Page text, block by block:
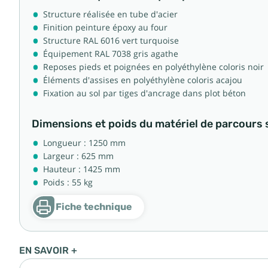
Structure réalisée en tube d'acier
Finition peinture époxy au four
Structure RAL 6016 vert turquoise
Équipement RAL 7038 gris agathe
Reposes pieds et poignées en polyéthylène coloris noir
Éléments d'assises en polyéthylène coloris acajou
Fixation au sol par tiges d'ancrage dans plot béton
Dimensions et poids du matériel de parcours
Longueur : 1250 mm
Largeur : 625 mm
Hauteur : 1425 mm
Poids : 55 kg
Fiche technique
EN SAVOIR +